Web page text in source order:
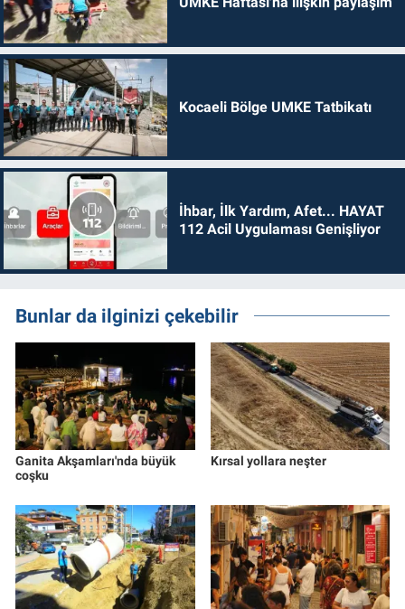
Kocaeli Bölge UMKE Tatbikatı
İhbar, İlk Yardım, Afet... HAYAT
112 Acil Uygulaması Genişliyor
Bunlar da ilginizi çekebilir
Ganita Akşamları'nda büyük
coşku
Kırsal yollara neşter